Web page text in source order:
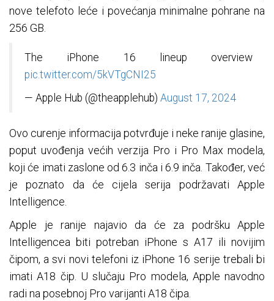
nove telefoto leće i povećanja minimalne pohrane na
256 GB.
The iPhone 16 lineup overview
pic.twitter.com/5kVTgCNI25
— Apple Hub (@theapplehub) August 17, 2024
Ovo curenje informacija potvrđuje i neke ranije glasine,
poput uvođenja većih verzija Pro i Pro Max modela,
koji će imati zaslone od 6.3 inča i 6.9 inča. Također, već
je poznato da će cijela serija podržavati Apple
Intelligence.
Apple je ranije najavio da će za podršku Apple
Intelligencea biti potreban iPhone s A17 ili novijim
čipom, a svi novi telefoni iz iPhone 16 serije trebali bi
imati A18 čip. U slučaju Pro modela, Apple navodno
radi na posebnoj Pro varijanti A18 čipa.